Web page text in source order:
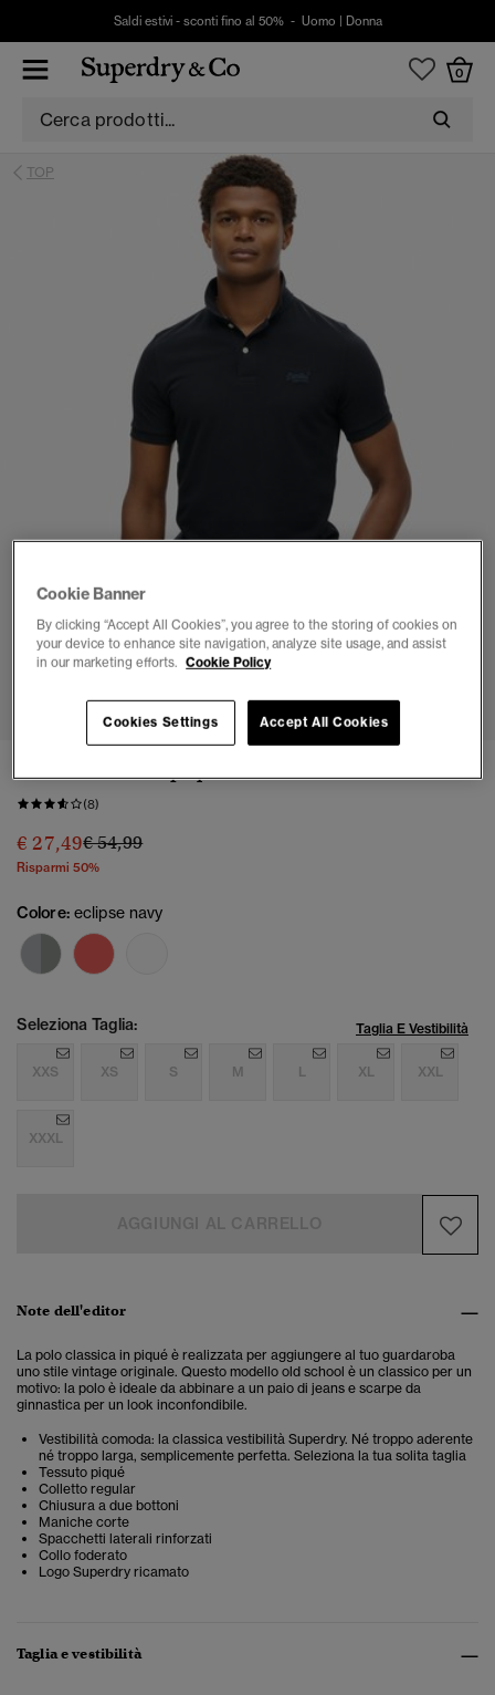
Saldi estivi - sconti fino al 50% - Uomo Donna
0
TOP
Polo classica in piqué
(8)
€ 27,49Prezzo ridotto da
€ 54,99a
Risparmi 50%
Colore: eclipse navy
Seleziona Taglia: Taglia E Vestibilità
XXS XS S M L XL XXL
XXXL
Note dell'editor
La polo classica in piqué è realizzata per aggiungere al tuo guardaroba
uno stile vintage originale. Questo modello old school è un classico per un
motivo: la polo è ideale da abbinare a un paio di jeans e scarpe da
ginnastica per un look inconfondibile.
Vestibilità comoda: la classica vestibilità Superdry. Né troppo aderente
né troppo larga, semplicemente perfetta. Seleziona la tua solita taglia
Tessuto piqué
Colletto regular
Chiusura a due bottoni
Maniche corte
Spacchetti laterali rinforzati
Collo foderato
Logo Superdry ricamato
Taglia e vestibilità
Cookie Banner
By clicking “Accept All Cookies”, you agree to the storing of cookies on
your device to enhance site navigation, analyze site usage, and assist
in our marketing efforts. Cookie Policy
Cookies Settings Accept All Cookies